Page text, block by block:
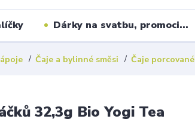
Dárky na svatbu, promoci...
Čaje a bylinné směsi Čaje porcované
32,3g Bio Yogi Tea